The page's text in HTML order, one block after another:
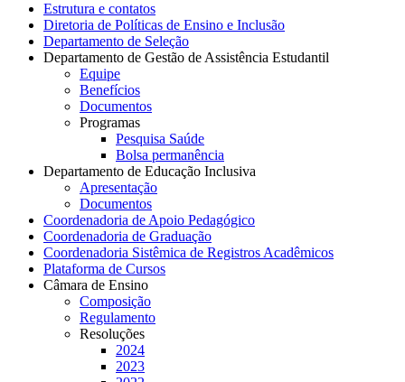
Estrutura e contatos
Diretoria de Políticas de Ensino e Inclusão
Departamento de Seleção
Departamento de Gestão de Assistência Estudantil
Equipe
Benefícios
Documentos
Programas
Pesquisa Saúde
Bolsa permanência
Departamento de Educação Inclusiva
Apresentação
Documentos
Coordenadoria de Apoio Pedagógico
Coordenadoria de Graduação
Coordenadoria Sistêmica de Registros Acadêmicos
Plataforma de Cursos
Câmara de Ensino
Composição
Regulamento
Resoluções
2024
2023